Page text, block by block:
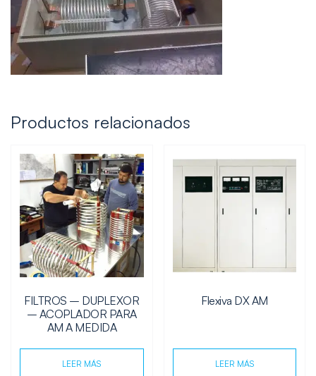
Productos relacionados
FILTROS – DUPLEXOR
– ACOPLADOR PARA
AM A MEDIDA
LEER MÁS
Flexiva DX AM
LEER MÁS